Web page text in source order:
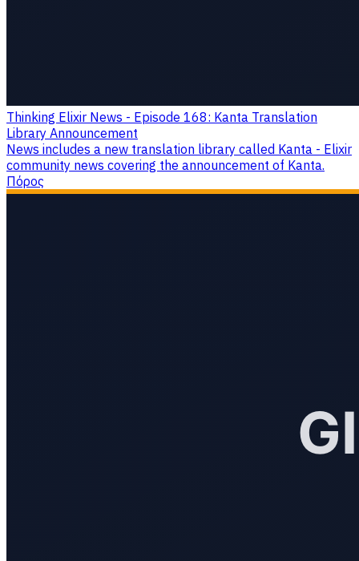
Thinking Elixir News - Episode 168: Kanta Translation
Library Announcement
News includes a new translation library called Kanta - Elixir
community news covering the announcement of Kanta.
Πόρος